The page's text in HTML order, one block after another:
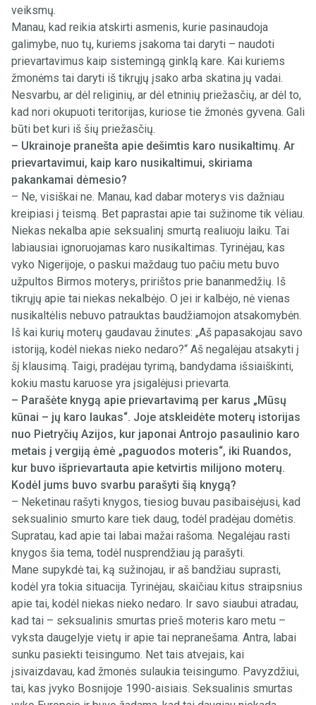
veiksmų.
Manau, kad reikia atskirti asmenis, kurie pasinaudoja
galimybe, nuo tų, kuriems įsakoma tai daryti – naudoti
prievartavimus kaip sistemingą ginklą kare. Kai kuriems
žmonėms tai daryti iš tikrųjų įsako arba skatina jų vadai.
Nesvarbu, ar dėl religinių, ar dėl etninių priežasčių, ar dėl to,
kad nori okupuoti teritorijas, kuriose tie žmonės gyvena. Gali
būti bet kuri iš šių priežasčių.
– Ukrainoje pranešta apie dešimtis karo nusikaltimų. Ar
prievartavimui, kaip karo nusikaltimui, skiriama
pakankamai dėmesio?
– Ne, visiškai ne. Manau, kad dabar moterys vis dažniau
kreipiasi į teismą. Bet paprastai apie tai sužinome tik vėliau.
Niekas nekalba apie seksualinį smurtą realiuoju laiku. Tai
labiausiai ignoruojamas karo nusikaltimas. Tyrinėjau, kas
vyko Nigerijoje, o paskui maždaug tuo pačiu metu buvo
užpultos Birmos moterys, pririštos prie bananmedžių. Iš
tikrųjų apie tai niekas nekalbėjo. O jei ir kalbėjo, nė vienas
nusikaltėlis nebuvo patrauktas baudžiamojon atsakomybėn.
Iš kai kurių moterų gaudavau žinutes: „Aš papasakojau savo
istoriją, kodėl niekas nieko nedaro?“ Aš negalėjau atsakyti į
šį klausimą. Taigi, pradėjau tyrimą, bandydama išsiaiškinti,
kokiu mastu karuose yra įsigalėjusi prievarta.
– Parašėte knygą apie prievartavimą per karus „Mūsų
kūnai – jų karo laukas“. Joje atskleidėte moterų istorijas
nuo Pietryčių Azijos, kur japonai Antrojo pasaulinio karo
metais į vergiją ėmė „paguodos moteris“, iki Ruandos,
kur buvo išprievartauta apie ketvirtis milijono moterų.
Kodėl jums buvo svarbu parašyti šią knygą?
– Neketinau rašyti knygos, tiesiog buvau pasibaisėjusi, kad
seksualinio smurto kare tiek daug, todėl pradėjau domėtis.
Supratau, kad apie tai labai mažai rašoma. Negalėjau rasti
knygos šia tema, todėl nusprendžiau ją parašyti.
Mane supykdė tai, ką sužinojau, ir aš bandžiau suprasti,
kodėl yra tokia situacija. Tyrinėjau, skaičiau kitus straipsnius
apie tai, kodėl niekas nieko nedaro. Ir savo siaubui atradau,
kad tai – seksualinis smurtas prieš moteris karo metu –
vyksta daugelyje vietų ir apie tai nepranešama. Antra, labai
sunku pasiekti teisingumo. Net tais atvejais, kai
įsivaizdavau, kad žmonės sulaukia teisingumo. Pavyzdžiui,
tai, kas įvyko Bosnijoje 1990-aisiais. Seksualinis smurtas